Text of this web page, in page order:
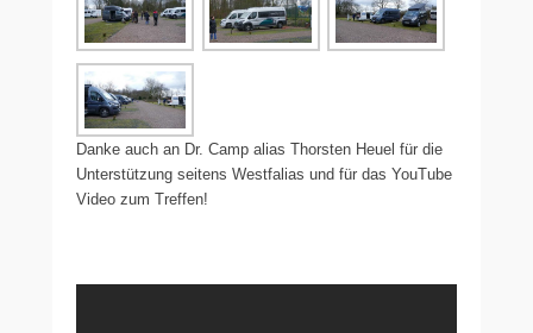
Danke auch an Dr. Camp alias Thorsten Heuel für die
Unterstützung seitens Westfalias und für das YouTube
Video zum Treffen!